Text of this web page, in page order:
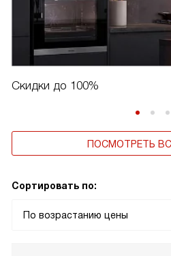
Скидки до 100%
ПОСМОТРЕТЬ
Сортировать по:
По возрастанию цены